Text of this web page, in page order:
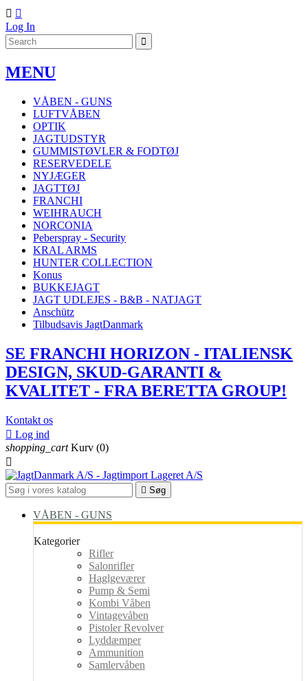
 
Log In
MENU
VÅBEN - GUNS
LUFTVÅBEN
OPTIK
JAGTUDSTYR
GUMMISTØVLER & FODTØJ
RESERVEDELE
NYJÆGER
JAGTTØJ
FRANCHI
WEIHRAUCH
NORCONIA
Peberspray - Security
KRAL ARMS
HUNTER COLLECTION
Konus
BUKKEJAGT
JAGT UDLEJES - B&B - NATJAGT
Anschütz
Tilbudsavis JagtDanmark
SE FRANCHI HORIZON - ITALIENSK
DESIGN, SKUD-GARANTI &
KVALITET - FRA BERETTA GROUP!
Kontakt os
 Log ind
shopping_cart Kurv (0)

 Søg
VÅBEN - GUNS
Kategorier
Rifler
Salonrifler
Haglgeværer
Pump & Semi
Kombi Våben
Vintagevåben
Pistoler Revolver
Lyddæmper
Ammunition
Samlervåben